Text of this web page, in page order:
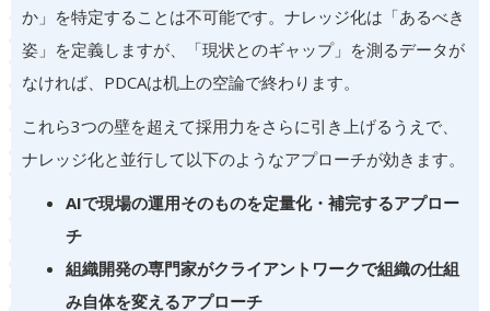
か」を特定することは不可能です。ナレッジ化は「あるべき
姿」を定義しますが、「現状とのギャップ」を測るデータが
なければ、PDCAは机上の空論で終わります。
これら3つの壁を超えて採用力をさらに引き上げるうえで、
ナレッジ化と並行して以下のようなアプローチが効きます。
AIで現場の運用そのものを定量化・補完するアプロー
チ
組織開発の専門家がクライアントワークで組織の仕組
み自体を変えるアプローチ